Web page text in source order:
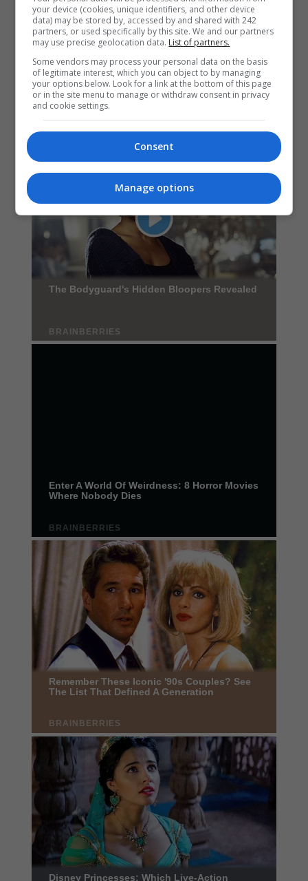
your device (cookies, unique identifiers, and other device
data) may be stored by, accessed by and shared with 242
partners, or used specifically by this site. We and our partners
may use precise geolocation data. List of partners.
Some vendors may process your personal data on the basis
of legitimate interest, which you can object to by managing
your options below. Look for a link at the bottom of this page
or in the site menu to manage or withdraw consent in privacy
and cookie settings.
Consent
Manage options